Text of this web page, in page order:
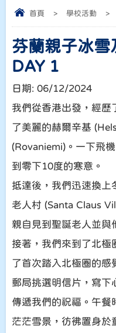
首頁 > 學校活動 >
芬蘭親子冰雪
DAY 1
日期: 06/12/2024
我們從香港出發，經歷
了美麗的赫爾辛基
(Rovaniemi)。一下飛
到零下10度的寒意。
抵達後，我們迅速換上
老人村 (Santa Claus
親自見到聖誕老人並與
接著，我們來到了北
了首次踏入北極圈的感
郵局挑選明信片，寫下
傳遞我們的祝福。午餐
茫茫雪景，彷彿置身於